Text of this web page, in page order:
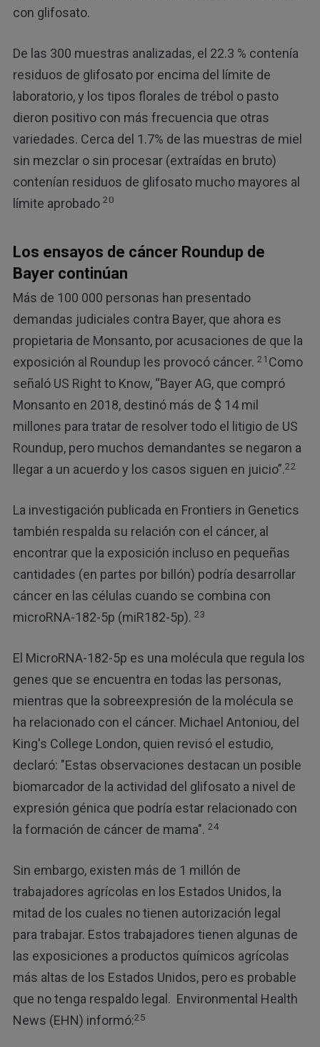
con glifosato.
De las 300 muestras analizadas, el 22.3 % contenía
residuos de glifosato por encima del límite de
laboratorio, y los tipos florales de trébol o pasto
dieron positivo con más frecuencia que otras
variedades. Cerca del 1.7% de las muestras de miel
sin mezclar o sin procesar (extraídas en bruto)
contenían residuos de glifosato mucho mayores al
límite aprobado 20
Los ensayos de cáncer Roundup de
Bayer continúan
Más de 100 000 personas han presentado
demandas judiciales contra Bayer, que ahora es
propietaria de Monsanto, por acusaciones de que la
exposición al Roundup les provocó cáncer. 21 Como
señaló US Right to Know, “Bayer AG, que compró
Monsanto en 2018, destinó más de $ 14 mil
millones para tratar de resolver todo el litigio de US
Roundup, pero muchos demandantes se negaron a
llegar a un acuerdo y los casos siguen en juicio”.22
La investigación publicada en Frontiers in Genetics
también respalda su relación con el cáncer, al
encontrar que la exposición incluso en pequeñas
cantidades (en partes por billón) podría desarrollar
cáncer en las células cuando se combina con
microRNA-182-5p (miR182-5p). 23
El MicroRNA-182-5p es una molécula que regula los
genes que se encuentra en todas las personas,
mientras que la sobreexpresión de la molécula se
ha relacionado con el cáncer. Michael Antoniou, del
King's College London, quien revisó el estudio,
declaró: "Estas observaciones destacan un posible
biomarcador de la actividad del glifosato a nivel de
expresión génica que podría estar relacionado con
la formación de cáncer de mama". 24
Sin embargo, existen más de 1 millón de
trabajadores agrícolas en los Estados Unidos, la
mitad de los cuales no tienen autorización legal
para trabajar. Estos trabajadores tienen algunas de
las exposiciones a productos químicos agrícolas
más altas de los Estados Unidos, pero es probable
que no tenga respaldo legal. Environmental Health
News (EHN) informó:25